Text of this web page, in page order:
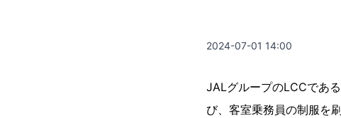
2024-07-01 14:00
JALグループのLCCであ
び、客室乗務員の制服を